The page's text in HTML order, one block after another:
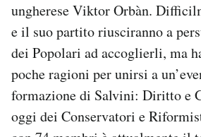
ungherese Viktor Orbàn.
e il suo partito riusciranno a
dei Popolari ad accoglierli, ma
poche ragioni per unirsi a
formazione di Salvini: Diritto e
oggi dei Conservatori e